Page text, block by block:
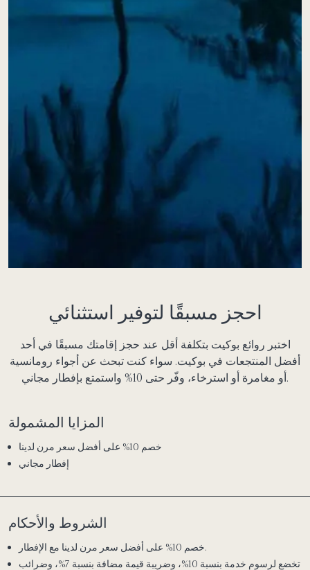
احجز مسبقًا لتوفير استثنائي
اختبر روائع بوكيت بتكلفة أقل عند حجز إقامتك مسبقًا في أحد
أفضل المنتجعات في بوكيت. سواء كنت تبحث عن أجواء رومانسية
أو مغامرة أو استرخاء، وفّر حتى 10% واستمتع بإفطار مجاني.
المزايا المشمولة
خصم 10% على أفضل سعر مرن لدينا
إفطار مجاني
الشروط والأحكام
خصم 10% على أفضل سعر مرن لدينا مع الإفطار.
تخضع لرسوم خدمة بنسبة 10%، وضريبة قيمة مضافة بنسبة 7%، وضرائب